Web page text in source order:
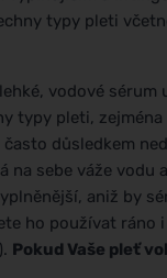
typy pleti
vodové sérum
typy pleti,
důsledkem
sebe váže vodu
aniž by
ho používat ráno
Pokud Vaše pleť